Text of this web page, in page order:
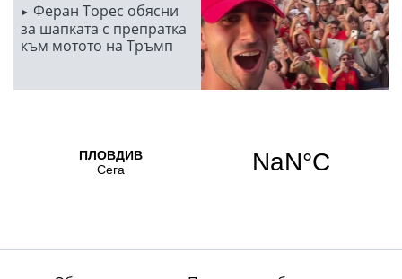
Феран Торес обясни
за шапката с препратка
към мотото на Тръмп